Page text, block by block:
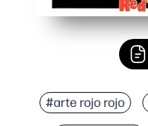
#arte rojo rojo